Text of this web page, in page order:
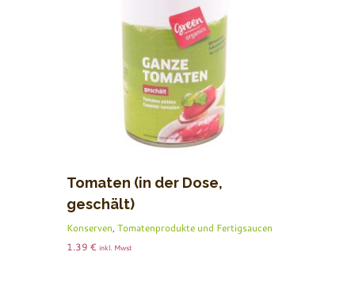
Tomaten (in der Dose,
geschält)
Konserven, Tomatenprodukte und Fertigsaucen
1.39 € inkl. Mwst